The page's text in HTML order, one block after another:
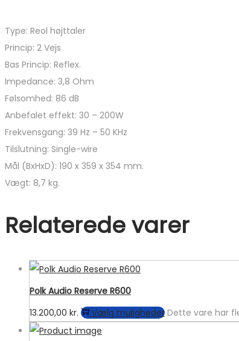
Type: Reol højttaler
Princip: 2 Vejs
Bas Princip: Reflex.
Impedance: 3,8 Ohm
Følsomhed: 86 dB
Anbefalet effekt: 30 – 200W
Frekvensgang: 39 Hz – 50 KHz
Tilslutning: Single-wire
Mål (BxHxD): 190 x 359 x 354 mm.
Vægt: 8,7 kg.
Relaterede varer
Polk Audio Reserve R600
13.200,00 kr. Vælg muligheder Dette vare har